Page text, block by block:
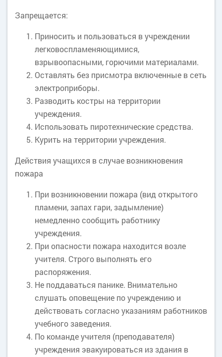
Запрещается:
Приносить и пользоваться в учреждении
легковоспламеняющимися,
взрывоопасными, горючими материалами.
Оставлять без присмотра включенные в сеть
электроприборы.
Разводить костры на территории
учреждения.
Использовать пиротехнические средства.
Курить на территории учреждения.
Действия учащихся в случае возникновения
пожара
При возникновении пожара (вид открытого
пламени, запах гари, задымление)
немедленно сообщить работнику
учреждения.
При опасности пожара находится возле
учителя. Строго выполнять его
распоряжения.
Не поддаваться панике. Внимательно
слушать оповещение по учреждению и
действовать согласно указаниям работников
учебного заведения.
По команде учителя (преподавателя)
учреждения эвакуироваться из здания в